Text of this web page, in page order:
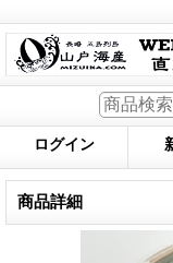
ログイン
商品詳細